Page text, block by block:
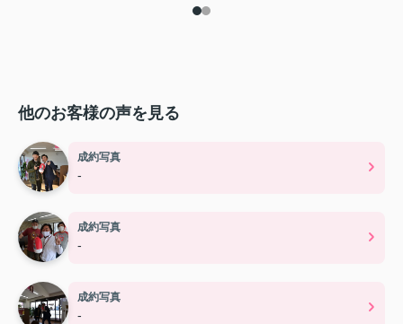
他のお客様の声を見る
成約写真
-
成約写真
-
成約写真
-